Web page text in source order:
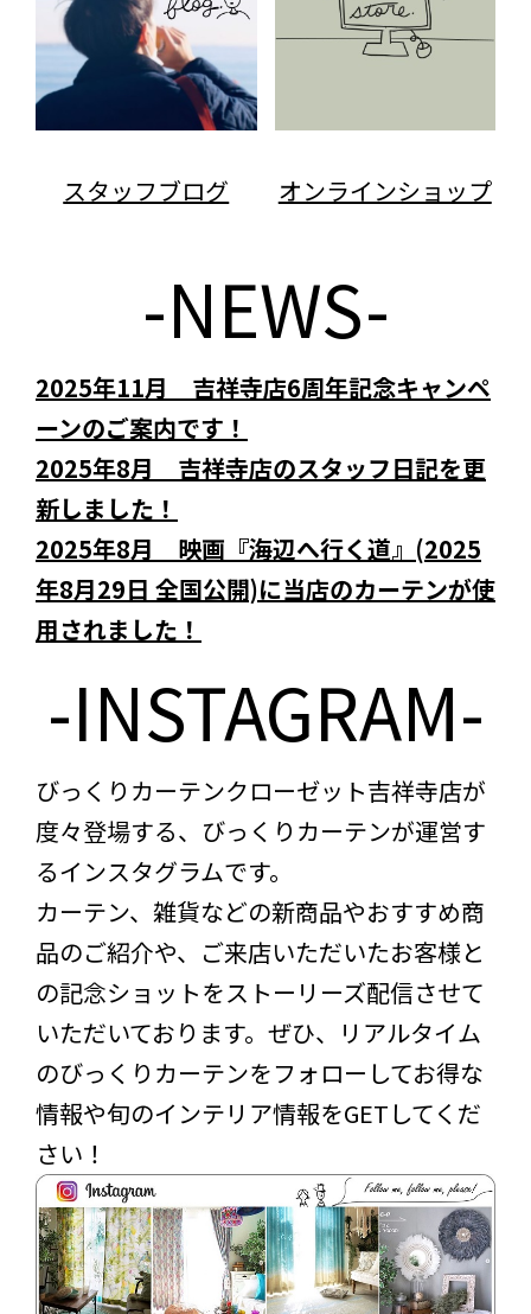
スタッフブログ オンラインショップ
-NEWS-
2025年11月 吉祥寺店6周年記念キャンペ
ーンのご案内です！
2025年8月 吉祥寺店のスタッフ日記を更
新しました！
2025年8月 映画『海辺へ行く道』(2025
年8月29日 全国公開)に当店のカーテンが使
用されました！
-INSTAGRAM-
びっくりカーテンクローゼット吉祥寺店が
度々登場する、びっくりカーテンが運営す
るインスタグラムです。
カーテン、雑貨などの新商品やおすすめ商
品のご紹介や、ご来店いただいたお客様と
の記念ショットをストーリーズ配信させて
いただいております。ぜひ、リアルタイム
のびっくりカーテンをフォローしてお得な
情報や旬のインテリア情報をGETしてくだ
さい！